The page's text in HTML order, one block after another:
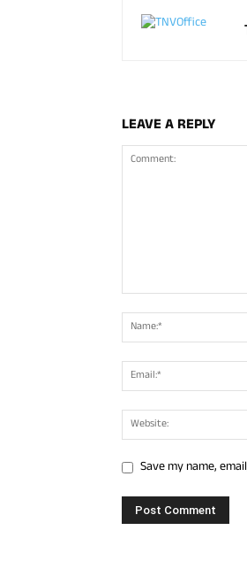
LEAVE A REPLY
Save my name,